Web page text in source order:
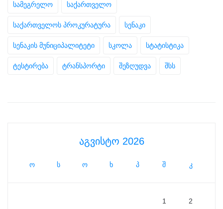
სამეგრელო საქართველო
საქართველოს პროკურატურა სენაკი
სენაკის მუნიციპალიტეტი სკოლა სტატისტიკა
ტესტირება ტრანსპორტი შეზღუდვა შსს
აგვისტო 2026
ო ს ო ხ პ შ კ
1 2